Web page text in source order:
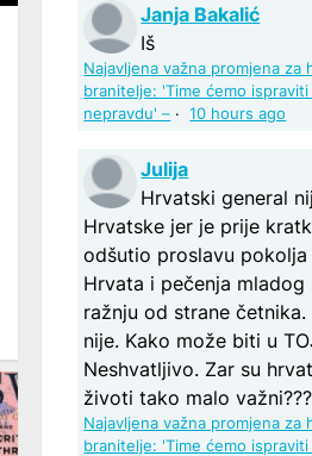
Janja Bakalić
Iš
Najavljena važna promjena za
branitelje: 'Time ćemo
nepravdu' – ·10 hours ago
Julija
Hrvatski general
Hrvatske jer je prije
odšutio proslavu pokolja
Hrvata i pečenja mladog
ražnju od strane
nije. Kako može biti u
Neshvatljivo. Zar su
životi tako malo
Najavljena važna promjena za
branitelje: 'Time ćemo